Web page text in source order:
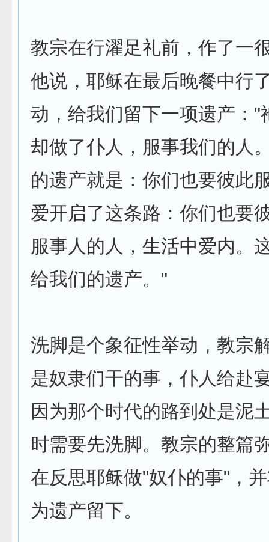
教宗在行濯足礼前，作了一
他说，耶稣在最后晚餐中行
动，给我­们留下一项遗产："
却做了仆人，服事我们的人
的遗产就是：你们­也要彼此
爱开启了这条路：你们也要
服事人的人，生活中爱内。­
给我们的遗产。"
洗脚是个象征性举动，教宗
是奴隶们干的事，仆人给赴
因为那个­时代的路到处是泥
时需要先洗脚。教宗的整篇
在反思耶稣做"奴­仆的事"，
为遗产留下。